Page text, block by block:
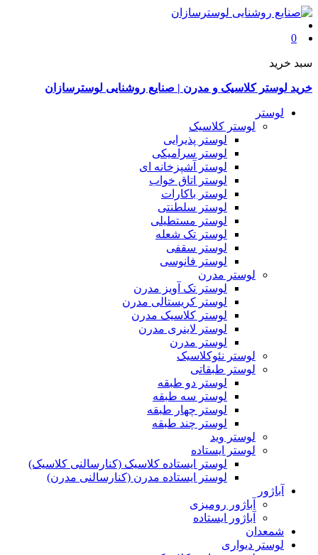
0
سبد خرید
خرید لوستر کلاسیک و مدرن | صنایع روشنایی لوسترسازان
لوستر
لوستر کلاسیک
لوستر پذیرایی
لوستر سرامیکی
لوستر آشپزخانه ای
لوستر اتاق خواب
لوستر باکارات
لوستر سلطنتی
لوستر مستطیلی
لوستر تک شعله
لوستر سقفی
لوستر فانوسی
لوستر مدرن
لوستر تک آویز مدرن
لوستر کریستالی مدرن
لوستر کلاسیک مدرن
لوستر لاینری مدرن
لوستر مدرن
لوستر نئوکلاسیک
لوستر طبقاتی
لوستر دو طبقه
لوستر سه طبقه
لوستر چهار طبقه
لوستر چند طبقه
لوستر وید
لوستر ایستاده
لوستر ایستاده کلاسیک (کنارسالنی کلاسیک)
لوستر ایستاده مدرن (کنارسالنی مدرن)
آباژور
آباژور رومیزی
آباژور ایستاده
شمعدان
لوستر دیواری